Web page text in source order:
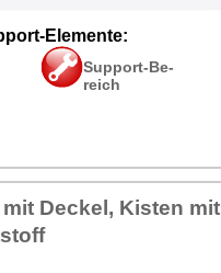
Ele­men­te:
Sup­port-Be­
reich
De­ckel, Kis­ten mit